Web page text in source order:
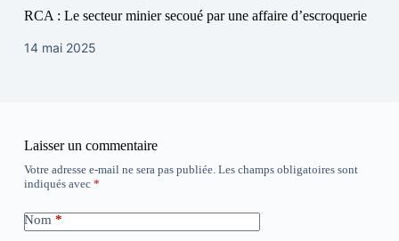
RCA : Le secteur minier secoué par une affaire d’escroquerie
14 mai 2025
Laisser un commentaire
Votre adresse e-mail ne sera pas publiée. Les champs obligatoires sont
indiqués avec *
Nom *